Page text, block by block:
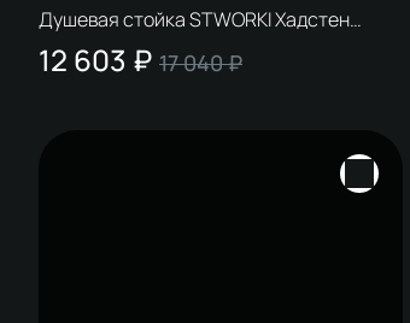
Душевая стойка STWORKI Хадстен
S17180BK со смесителем Хедмарк
S38100BK матовая чёрная
12 603 ₽ 17 040 ₽